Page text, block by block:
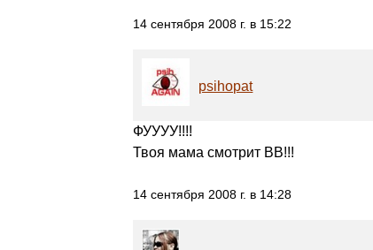
14 сентября 2008 г. в 15:22
psihopat
ФУУУУ!!!!
Твоя мама смотрит ВВ!!!
14 сентября 2008 г. в 14:28